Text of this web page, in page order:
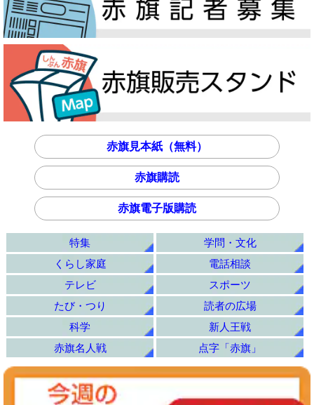
赤旗見本紙（無料）
赤旗購読
赤旗電子版購読
特集
学問・文化
くらし家庭
電話相談
テレビ
スポーツ
たび・つり
読者の広場
科学
新人王戦
赤旗名人戦
点字「赤旗」